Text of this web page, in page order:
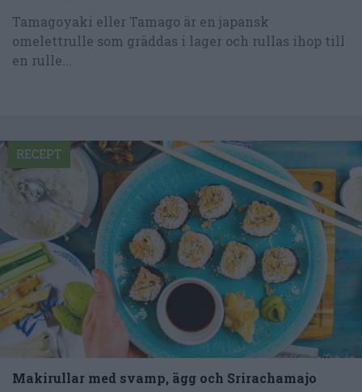
Tamagoyaki eller Tamago är en japansk
omelettrulle som gräddas i lager och rullas ihop till
en rulle...
Makirullar med svamp, ägg och Srirachamajo
RECEPT